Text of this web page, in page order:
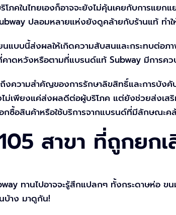
ภคในไทยเองก็อาจจะยังไม่คุ้นเคยกับการแย
ปลอมหลายแห่งยังดูคล้ายกับร้านแท้ ทำ
นแบบนี้ส่งผลให้เกิดความสับสนและกระทบต่อ
ดหวังหรือตามที่แบรนด์แท้ Subway มีการคว
ความสำคัญของการรักษาลิขสิทธิ์และการบังคั
ม่เพียงแค่ส่งผลดีต่อผู้บริโภค แต่ยังช่วยส่งเสริ
อกซื้อสินค้าหรือใช้บริการจากแบรนด์ที่มีลักษณะ
สาขา ที่ถูกยก
ทานไปอาจจะรู้สึกแปลกๆ ทั้งกระดาษห่อ
บ้าง มาดูกัน!